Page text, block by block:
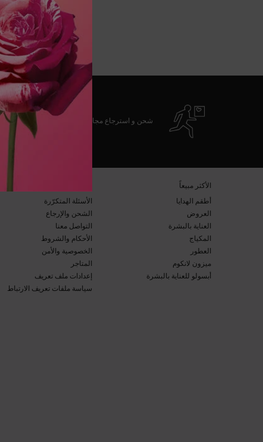
شحن و استرجاع مجاني
​الأكثر مبيعاً​
أطقم الهدايا​
العروض​
العناية بالبشرة​
المكياج​
العطور​
ميزون لانكوم​
أبسولو للعناية بالبشرة​
الأسئلة المتكرّرة​
الشحن والإرجاع​
التواصل معنا​
الأحكام والشروط​
الخصوصية والأمن​
المتاجر​
إعدادات ملف تعريف
سياسة ملفات تعريف الارتباط